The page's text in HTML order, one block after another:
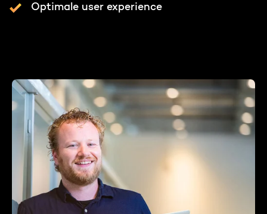
Optimale user experience